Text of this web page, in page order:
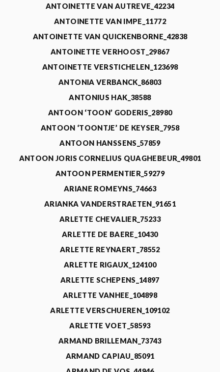
ANTOINETTE VAN AUTREVE_42234
ANTOINETTE VAN IMPE_11772
ANTOINETTE VAN QUICKENBORNE_42838
ANTOINETTE VERHOOST_29867
ANTOINETTE VERSTICHELEN_123698
ANTONIA VERBANCK_86803
ANTONIUS HAK_38588
ANTOON ‘TOON’ GODERIS_28980
ANTOON ‘TOONTJE’ DE KEYSER_7958
ANTOON HANSSENS_57859
ANTOON JORIS CORNELIUS QUAGHEBEUR_49801
ANTOON PERMENTIER_59279
ARIANE ROMEYNS_74663
ARIANKA VANDERSTRAETEN_91651
ARLETTE CHEVALIER_75233
ARLETTE DE BAERE_10430
ARLETTE REYNAERT_78552
ARLETTE RIGAUX_124100
ARLETTE SCHEPENS_14897
ARLETTE VANHEE_104898
ARLETTE VERSCHUEREN_109102
ARLETTE VOET_58593
ARMAND BRILLEMAN_73743
ARMAND CAPIAU_85091